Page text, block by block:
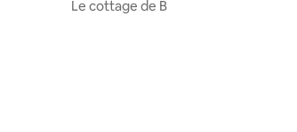
Le cottage de B